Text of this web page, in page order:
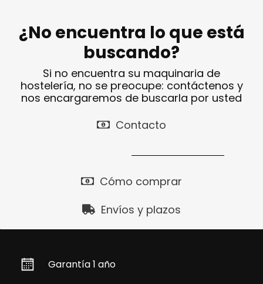
¿No encuentra lo que está
buscando?
Si no encuentra su maquinaria de
hostelería, no se preocupe: contáctenos y
nos encargaremos de buscarla por usted
Contacto
Cómo comprar
Envíos y plazos
Garantía 1 año